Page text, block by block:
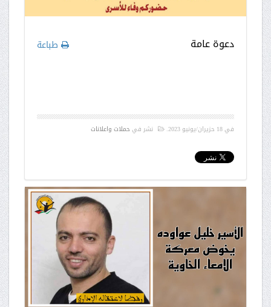
طباعة دعوة عامة
في18 حزيران/يونيو 2023 . نشر في حملات واعلانات